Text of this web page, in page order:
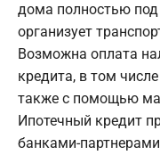
дома полностью
организует
Возможна оплата
кредита, в том
также с помощью
Ипотечный кредит
банками-